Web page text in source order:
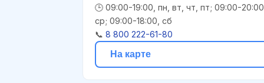
🕒 09:00-19:00, пн, вт, чт, пт; 09:00-
ср; 09:00-18:00, сб
📞 8 800 222-61-80
На карте